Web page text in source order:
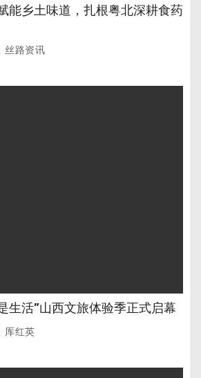
能乡土味道，扎根粤北深耕食药
丝路资讯
生活”山西文旅体验季正式启幕
厍红英